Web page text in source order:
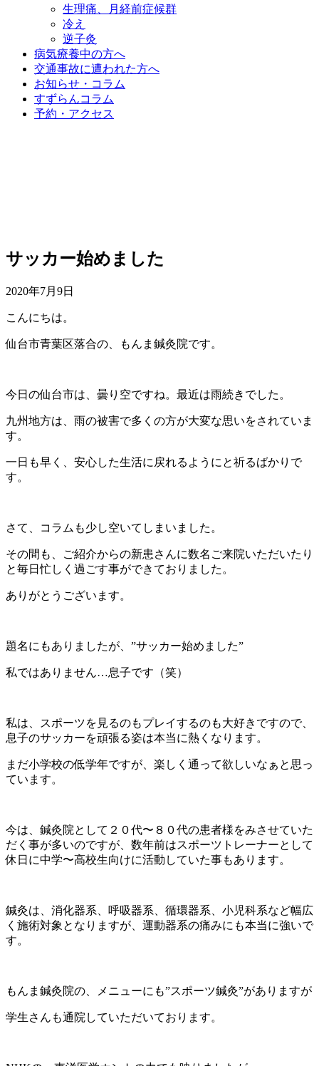
生理痛、月経前症候群
冷え
逆子灸
病気療養中の方へ
交通事故に遭われた方へ
お知らせ・コラム
すずらんコラム
予約・アクセス
サッカー始めました
2020年7月9日
こんにちは。
仙台市青葉区落合の、もんま鍼灸院です。
今日の仙台市は、曇り空ですね。最近は雨続きでした。
九州地方は、雨の被害で多くの方が大変な思いをされていま
す。
一日も早く、安心した生活に戻れるようにと祈るばかりで
す。
さて、コラムも少し空いてしまいました。
その間も、ご紹介からの新患さんに数名ご来院いただいたり
と毎日忙しく過ごす事ができておりました。
ありがとうございます。
題名にもありましたが、”サッカー始めました”
私ではありません…息子です（笑）
私は、スポーツを見るのもプレイするのも大好きですので、
息子のサッカーを頑張る姿は本当に熱くなります。
まだ小学校の低学年ですが、楽しく通って欲しいなぁと思っ
ています。
今は、鍼灸院として２０代〜８０代の患者様をみさせていた
だく事が多いのですが、数年前はスポーツトレーナーとして
休日に中学〜高校生向けに活動していた事もあります。
鍼灸は、消化器系、呼吸器系、循環器系、小児科系など幅広
く施術対象となりますが、運動器系の痛みにも本当に強いで
す。
もんま鍼灸院の、メニューにも”スポーツ鍼灸”がありますが
学生さんも通院していただいております。